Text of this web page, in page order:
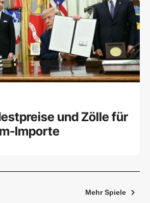
und Zölle für
Importe
Mehr Spiele